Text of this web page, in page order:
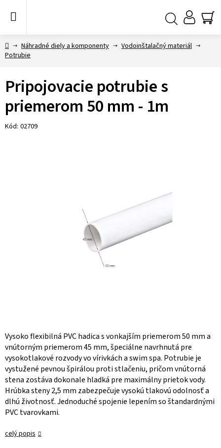
DomovNáhradné diely a komponenty
Vodoinštalačný materiál
Potrubie
Vysoko flexibilná PVC hadica s vonkajším priemerom 50 mm a
vnútorným priemerom 45 mm, špeciálne navrhnutá pre
vysokotlakové rozvody vo vírivkách a swim spa. Potrubie je
vystužené pevnou špirálou proti stlačeniu, pričom vnútorná
stena zostáva dokonale hladká pre maximálny prietok vody.
Hrúbka steny 2,5 mm zabezpečuje vysokú tlakovú odolnosť a
dlhú životnosť. Jednoduché spojenie lepením so štandardnými
PVC tvarovkami.
celý popis
Pripojovacie potrubie s
priemerom 50 mm - 1m
Kód: 02709